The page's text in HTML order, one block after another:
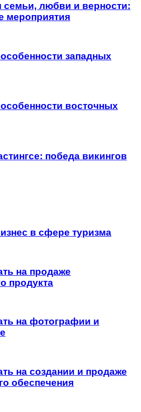
семьи, любви и верности:
мероприятия
западных
восточных
победа викингов
в сфере туризма
на продаже
продукта
на фотографии и
на создании и продаже
обеспечения